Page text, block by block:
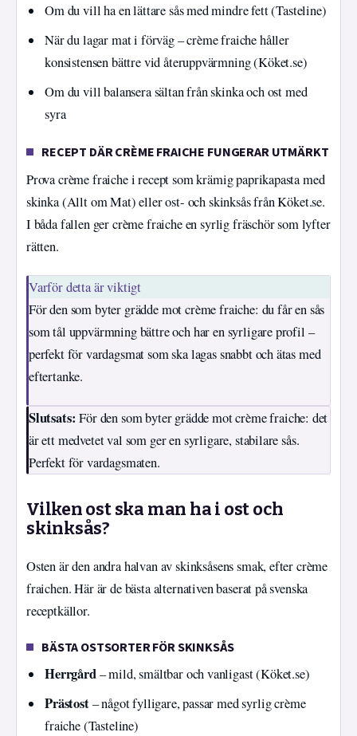
Om du vill ha en lättare sås med mindre fett (Tasteline)
När du lagar mat i förväg – crème fraiche håller
konsistensen bättre vid återuppvärmning (Köket.se)
Om du vill balansera sältan från skinka och ost med
syra
RECEPT DÄR CRÈME FRAICHE FUNGERAR UTMÄRKT
Prova crème fraiche i recept som krämig paprikapasta med
skinka (Allt om Mat) eller ost- och skinksås från Köket.se.
I båda fallen ger crème fraiche en syrlig fräschör som lyfter
rätten.
Varför detta är viktigt
För den som byter grädde mot crème fraiche: du får en sås
som tål uppvärmning bättre och har en syrligare profil –
perfekt för vardagsmat som ska lagas snabbt och ätas med
eftertanke.
Slutsats: För den som byter grädde mot crème fraiche: det
är ett medvetet val som ger en syrligare, stabilare sås.
Perfekt för vardagsmaten.
Vilken ost ska man ha i ost och
skinksås?
Osten är den andra halvan av skinksåsens smak, efter crème
fraichen. Här är de bästa alternativen baserat på svenska
receptkällor.
BÄSTA OSTSORTER FÖR SKINKSÅS
Herrgård– mild, smältbar och vanligast (Köket.se)
Prästost– något fylligare, passar med syrlig crème
fraiche (Tasteline)